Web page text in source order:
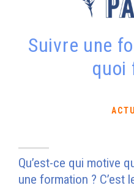
Suivre une
quoi
Qu’est-ce qui motive
une formation ? C’est